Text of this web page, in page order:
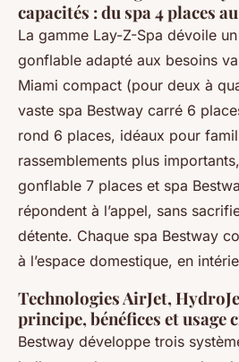
capacités : du spa 4 places
La gamme Lay-Z-Spa dévoile
gonflable adapté aux besoins
Miami compact (pour deux à
vaste spa Bestway carré 6
rond 6 places, idéaux pour
rassemblements plus
gonflable 7 places et spa
répondent à l’appel, sans
détente. Chaque spa Bestway
à l’espace domestique, en
Technologies AirJet,
principe, bénéfices et usage
Bestway développe trois